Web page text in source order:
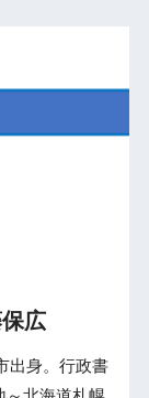
広
出身。行政書